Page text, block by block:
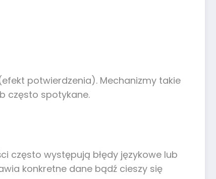
potwierdzenia). Mechanizmy takie
często spotykane.
często występują błędy językowe lub
konkretne dane bądź cieszy się